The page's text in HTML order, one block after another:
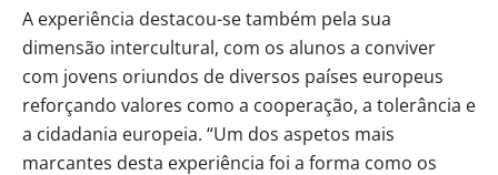
A experiência destacou-se também pela sua
dimensão intercultural, com os alunos a conviver
com jovens oriundos de diversos países europeus
reforçando valores como a cooperação, a tolerância e
a cidadania europeia. “Um dos aspetos mais
marcantes desta experiência foi a forma como os